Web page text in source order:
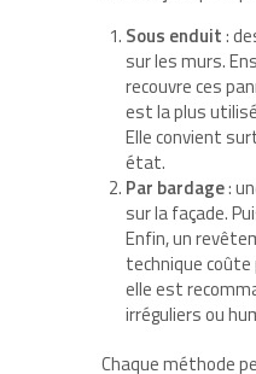
Sous enduit:
sur les murs.
recouvre ces
est la plus
Elle convient
état.
Par bardage:
sur la façade.
Enfin, un
technique coûte
elle est
irréguliers ou
Chaque méthode